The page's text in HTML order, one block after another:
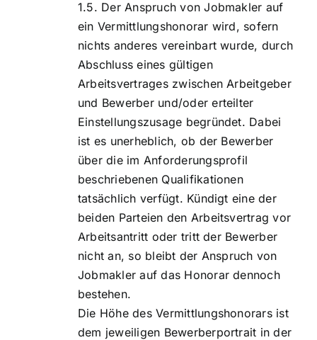
Der Anspruch von Jobmakler auf
ein Vermittlungshonorar wird, sofern
nichts anderes vereinbart wurde, durch
Abschluss eines gültigen
Arbeitsvertrages zwischen Arbeitgeber
und Bewerber und/oder erteilter
Einstellungszusage begründet. Dabei
ist es unerheblich, ob der Bewerber
über die im Anforderungsprofil
beschriebenen Qualifikationen
tatsächlich verfügt. Kündigt eine der
beiden Parteien den Arbeitsvertrag vor
Arbeitsantritt oder tritt der Bewerber
nicht an, so bleibt der Anspruch von
Jobmakler auf das Honorar dennoch
bestehen.
Die Höhe des Vermittlungshonorars ist
dem jeweiligen Bewerberportrait in der